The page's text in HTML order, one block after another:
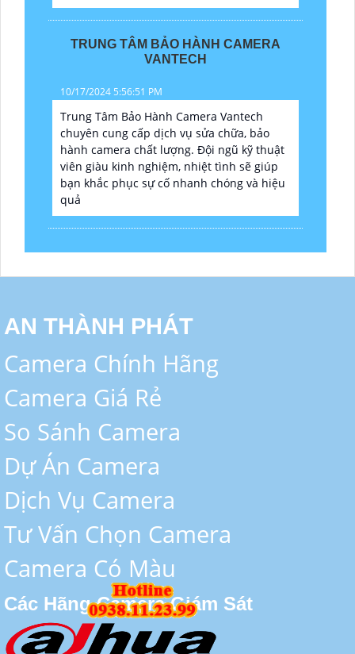
TRUNG TÂM BẢO HÀNH CAMERA
VANTECH
10/17/2024 5:56:51 PM
Trung Tâm Bảo Hành Camera Vantech
chuyên cung cấp dịch vụ sửa chữa, bảo
hành camera chất lượng. Đội ngũ kỹ thuật
viên giàu kinh nghiệm, nhiệt tình sẽ giúp
bạn khắc phục sự cố nhanh chóng và hiệu
quả
AN THÀNH PHÁT
Camera Chính Hãng
Camera Giá Rẻ
So Sánh Camera
Dự Án Camera
Dịch Vụ Camera
Tư Vấn Chọn Camera
Camera Có Màu
Các Hãng Camera Giám Sát